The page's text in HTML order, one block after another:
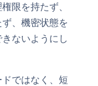
限を持たず、
、機密状態を
ないようにし
ではなく、短